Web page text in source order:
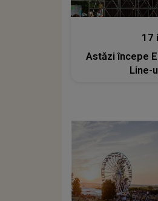
17
Astăzi începe
Line-